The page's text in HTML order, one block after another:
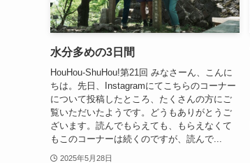
水分多めの3日間
HouHou-ShuHou!第21回 みなさーん、こんに
ちは。先日、Instagramにてこちらのコーナー
について投稿したところ、たくさんの方にご
覧いただいたようです。どうもありがとうご
ざいます。読んでもらえても、もらえなくて
もこのコーナーは続くのですが、読んで...
2025年5月28日